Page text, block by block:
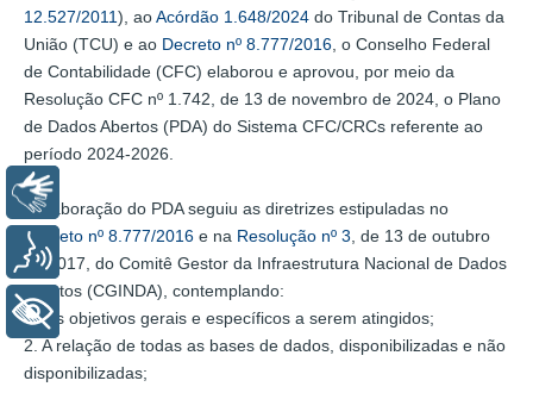
12.527/2011), aoAcórdão 1.648/2024 do Tribunal de Contas da
União (TCU) e ao Decreto nº 8.777/2016 , o Conselho Federal
de Contabilidade (CFC) elaborou e aprovou, por meio da
Resolução CFC nº 1.742, de 13 de novembro de 2024, o Plano
de Dados Abertos (PDA) do Sistema CFC/CRCs referente ao
período 2024-2026.
A elaboração do PDA seguiu as diretrizes estipuladas no
Decreto nº 8.777/2016 e na Resolução nº 3 , de 13 de outubro
de 2017, do Comitê Gestor da Infraestrutura Nacional de Dados
Abertos (CGINDA), contemplando:
1. Os objetivos gerais e específicos a serem atingidos;
2. A relação de todas as bases de dados, disponibilizadas e não
disponibilizadas;
+ Acessibilidade